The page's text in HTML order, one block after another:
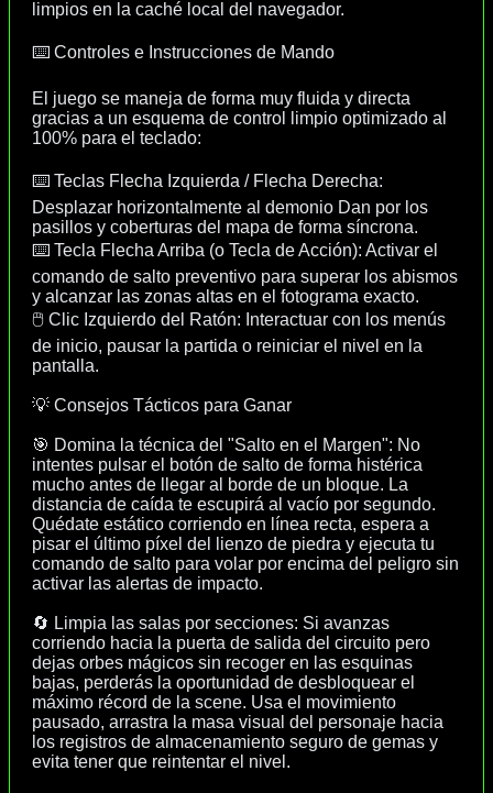
limpios en la caché local del navegador.
⌨️ Controles e Instrucciones de Mando
El juego se maneja de forma muy fluida y directa
gracias a un esquema de control limpio optimizado al
100% para el teclado:
⌨️ Teclas Flecha Izquierda / Flecha Derecha:
Desplazar horizontalmente al demonio Dan por los
pasillos y coberturas del mapa de forma síncrona.
⌨️ Tecla Flecha Arriba (o Tecla de Acción): Activar el
comando de salto preventivo para superar los abismos
y alcanzar las zonas altas en el fotograma exacto.
🖱️ Clic Izquierdo del Ratón: Interactuar con los menús
de inicio, pausar la partida o reiniciar el nivel en la
pantalla.
💡 Consejos Tácticos para Ganar
🎯 Domina la técnica del "Salto en el Margen": No
intentes pulsar el botón de salto de forma histérica
mucho antes de llegar al borde de un bloque. La
distancia de caída te escupirá al vacío por segundo.
Quédate estático corriendo en línea recta, espera a
pisar el último píxel del lienzo de piedra y ejecuta tu
comando de salto para volar por encima del peligro sin
activar las alertas de impacto.
🔄 Limpia las salas por secciones: Si avanzas
corriendo hacia la puerta de salida del circuito pero
dejas orbes mágicos sin recoger en las esquinas
bajas, perderás la oportunidad de desbloquear el
máximo récord de la scene. Usa el movimiento
pausado, arrastra la masa visual del personaje hacia
los registros de almacenamiento seguro de gemas y
evita tener que reintentar el nivel.